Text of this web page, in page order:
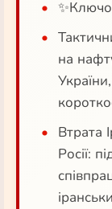
на
Втрата
Росії: